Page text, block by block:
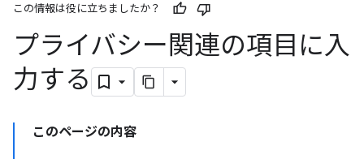
この情報は役に立ちましたか？
プライバシー関連の項目に入
力する
このページの内容